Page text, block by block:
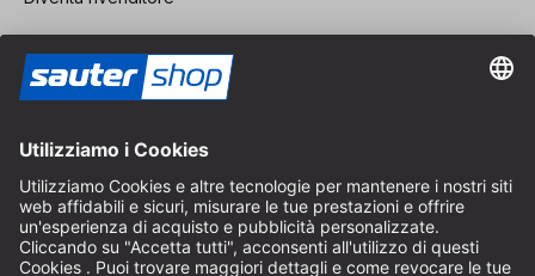
CGV
Protezione dei Dati
Impostazioni dei Cookie